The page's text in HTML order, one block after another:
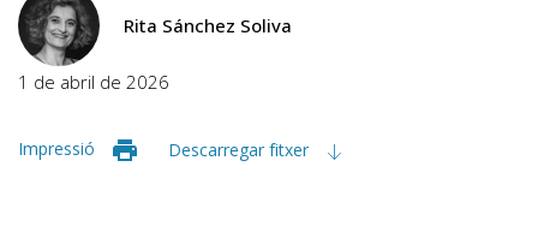
Rita Sánchez Soliva
1 de abril de 2026
Impressió Descarregar fitxer